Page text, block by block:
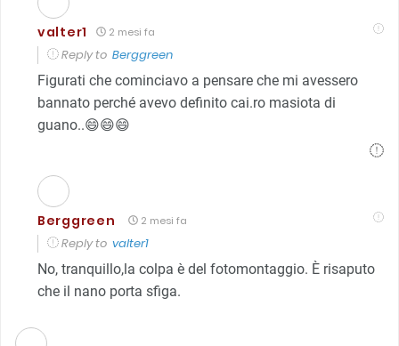
valter1 2 mesi fa
Reply to Berggreen
Figurati che cominciavo a pensare che mi avessero
bannato perché avevo definito cai.ro masiota di
guano..😄😄😄
Berggreen 2 mesi fa
Reply to valter1
No, tranquillo,la colpa è del fotomontaggio. È risaputo
che il nano porta sfiga.